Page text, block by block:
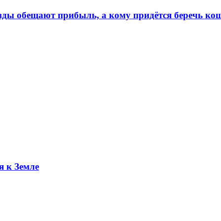
обещают прибыль, а кому придётся беречь
к Земле